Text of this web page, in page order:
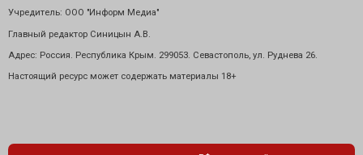
Учредитель: ООО "Информ Медиа"
Главный редактор Синицын А.В.
Адрес: Россия. Республика Крым. 299053. Севастополь, ул. Руднева 26.
Настоящий ресурс может содержать материалы 18+